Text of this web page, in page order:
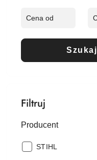
Szukaj
Filtruj
Producent
Producent:
STIHL